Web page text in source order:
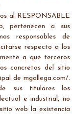
al RESPONSABLE
pertenecen a sus
responsables de
respecto a los
a que terceros
concretos del sitio
de mgallega.com/.
sus titulares los
e industrial, no
web la existencia